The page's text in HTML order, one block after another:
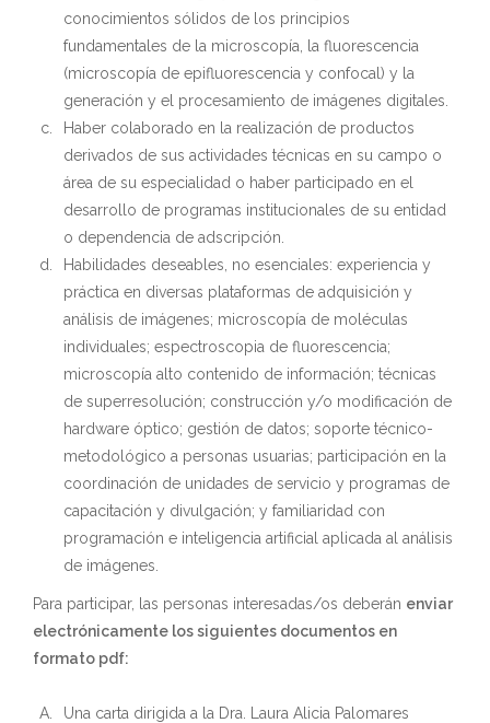
conocimientos sólidos de los principios
fundamentales de la microscopía, la fluorescencia
(microscopía de epifluorescencia y confocal) y la
generación y el procesamiento de imágenes digitales.
Haber colaborado en la realización de productos
derivados de sus actividades técnicas en su campo o
área de su especialidad o haber participado en el
desarrollo de programas institucionales de su entidad
o dependencia de adscripción.
Habilidades deseables, no esenciales: experiencia y
práctica en diversas plataformas de adquisición y
análisis de imágenes; microscopía de moléculas
individuales; espectroscopia de fluorescencia;
microscopía alto contenido de información; técnicas
de superresolución; construcción y/o modificación de
hardware óptico; gestión de datos; soporte técnico-
metodológico a personas usuarias; participación en la
coordinación de unidades de servicio y programas de
capacitación y divulgación; y familiaridad con
programación e inteligencia artificial aplicada al análisis
de imágenes.
Para participar, las personas interesadas/os deberán enviar
electrónicamente los siguientes documentos en
formato pdf:
Una carta dirigida a la Dra. Laura Alicia Palomares